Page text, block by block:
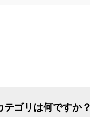
テゴリは何ですか？